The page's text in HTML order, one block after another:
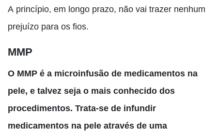
A princípio, em longo prazo, não vai trazer nenhum
prejuízo para os fios.
MMP
O MMP é a microinfusão de medicamentos na
pele, e talvez seja o mais conhecido dos
procedimentos. Trata-se de infundir
medicamentos na pele através de uma